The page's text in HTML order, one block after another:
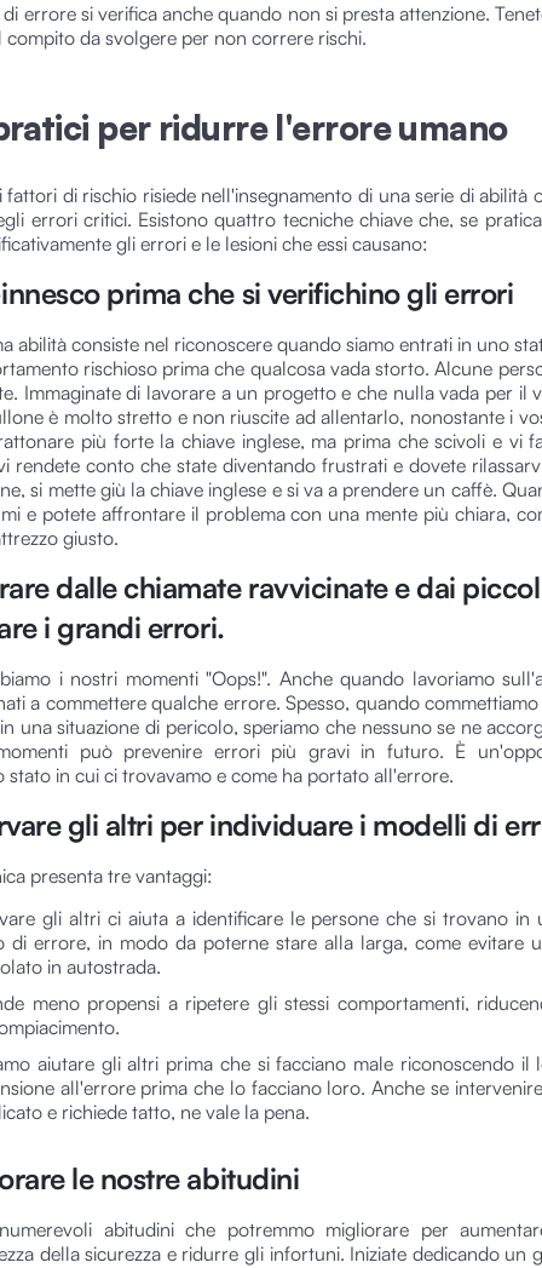
errore si verifica anche quando non si presta attenzione.
compito da svolgere per non correre rischi.
per ridurre l'errore umano
fattori di rischio risiede nell'insegnamento di una serie di abilità
errori critici. Esistono quattro tecniche chiave che, se
gli errori e le lesioni che essi causano:
prima che si verifichino gli errori
abilità consiste nel riconoscere quando siamo entrati in uno
rischioso prima che qualcosa vada storto. Alcune
Immaginate di lavorare a un progetto e che nulla vada per il
è molto stretto e non riuscite ad allentarlo, nonostante i
più forte la chiave inglese, ma prima che scivoli e vi
rendete conto che state diventando frustrati e dovete
si mette giù la chiave inglese e si va a prendere un caffè.
e potete affrontare il problema con una mente più chiara,
giusto.
dalle chiamate ravvicinate e dai
i grandi errori.
i nostri momenti "Oops!". Anche quando lavoriamo
a commettere qualche errore. Spesso, quando
una situazione di pericolo, speriamo che nessuno se ne
può prevenire errori più gravi in futuro. È
stato in cui ci trovavamo e come ha portato all'errore.
gli altri per individuare i modelli di
presenta tre vantaggi:
gli altri ci aiuta a identificare le persone che si trovano in
di errore, in modo da poterne stare alla larga, come evitare
in autostrada.
meno propensi a ripetere gli stessi comportamenti,
aiutare gli altri prima che si facciano male riconoscendo il
all'errore prima che lo facciano loro. Anche se
e richiede tatto, ne vale la pena.
le nostre abitudini
abitudini che potremmo migliorare per
della sicurezza e ridurre gli infortuni. Iniziate dedicando un